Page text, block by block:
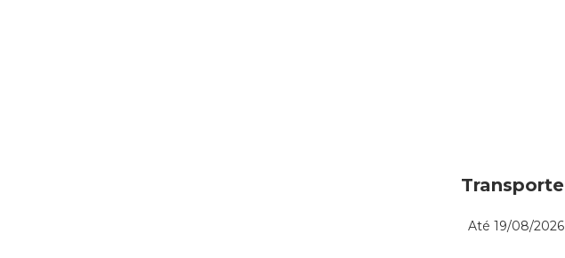
Transporte
Até 19/08/2026